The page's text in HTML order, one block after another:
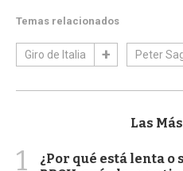
Temas relacionados
Giro de Italia Peter
Las
1
¿Por qué está lenta o